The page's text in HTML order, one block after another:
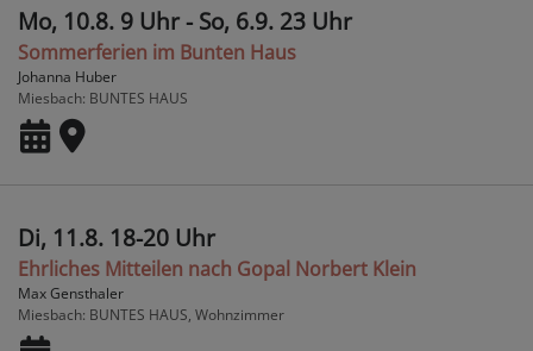
Mo, 10.8. 9 Uhr - So, 6.9. 23 Uhr
Sommerferien im Bunten Haus
Johanna Huber
Miesbach BUNTES HAUS
Di, 11.8. 18-20 Uhr
Ehrliches Mitteilen nach Gopal Norbert Klein
Max Gensthaler
Miesbach BUNTES HAUS, Wohnzimmer